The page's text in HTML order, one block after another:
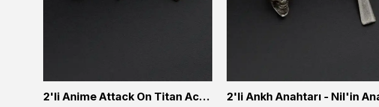
2'li Anime Attack On Titan Acrylic Maria Anime Naruto Erkek Kadın Kolye Seti